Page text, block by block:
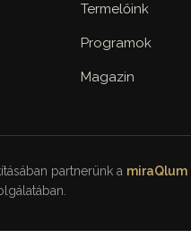
Termelőink
Programok
Magazin
partnerünk a miraQlum